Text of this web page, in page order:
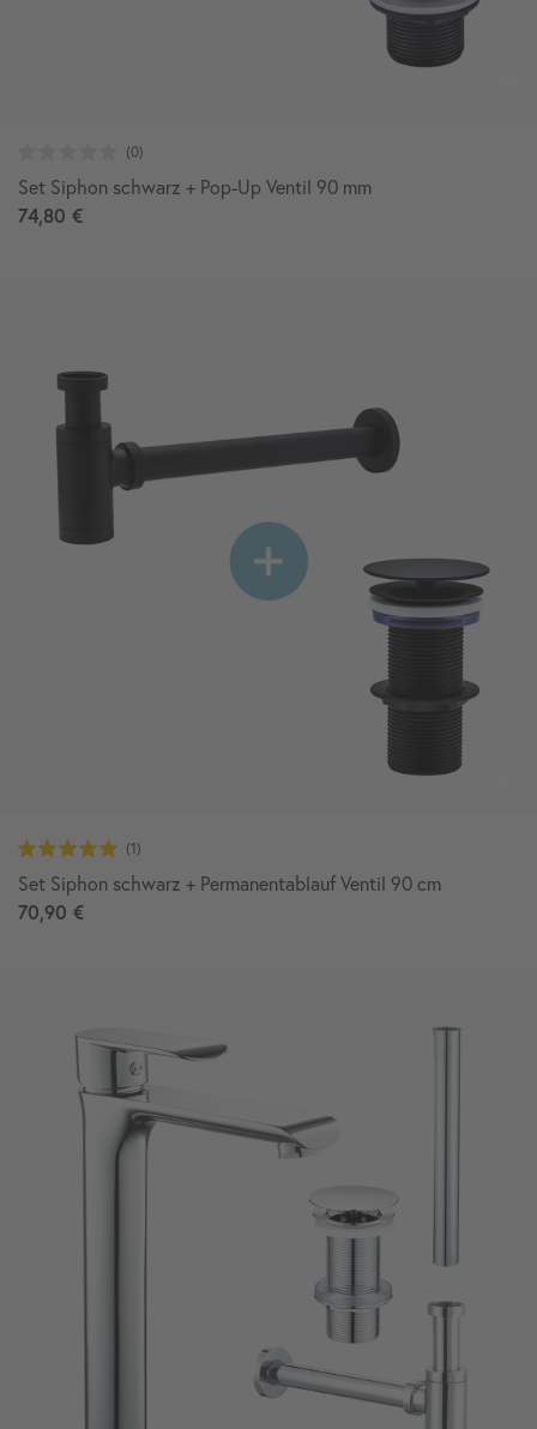
Set Siphon schwarz + Pop-Up Ventil 90 mm
74,80 €
Set Siphon schwarz + Permanentablauf Ventil 90 cm
70,90 €